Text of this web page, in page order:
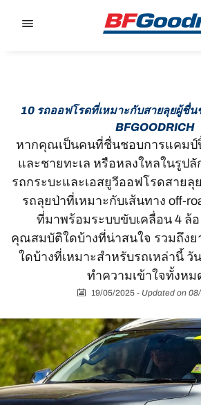
10 รถออฟโรดที่เหมาะกับสายลุยผู้ชื่น
BFGOODRICH
หากคุณเป็นคนที่ชื่นชอบการแคมป์
และชายทะเล หรือหลงใหลในรูป
รถกระบะและเอสยูวีออฟโรดสายลุ
รถลุยป่าที่เหมาะกับเส้นทาง off-
ที่มาพร้อมระบบขับเคลื่อน 4 ล้
คุณสมบัติใดบ้างที่น่าสนใจ รวมถึงย
ใดบ้างที่เหมาะสำหรับรถเหล่านี้ วั
ทำความเข้าใจทั้งหม
19/05/2025 - Updated on